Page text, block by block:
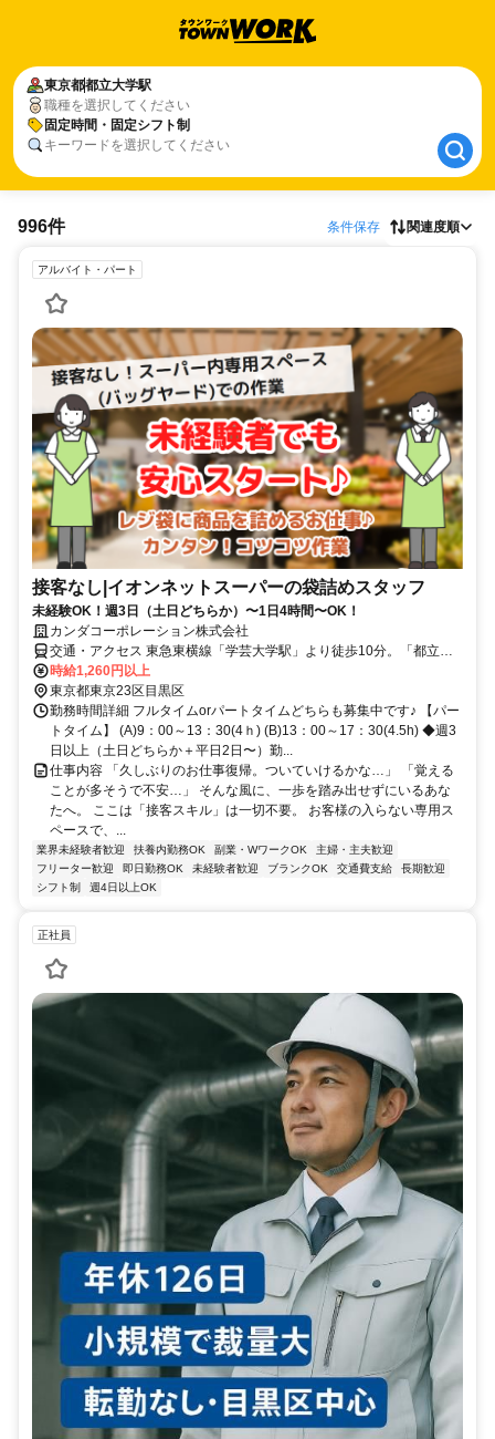
東京都都立大学駅
職種を選択してください
固定時間・固定シフト制
キーワードを選択してください
東京都都立大学駅
固定時間・固定シフト制
996件 条件保存 関連度順
アルバイト・パート
接客なし|イオンネットスーパーの袋詰めスタッフ
未経験OK！週3日（土日どちらか）〜1日4時間〜OK！
カンダコーポレーション株式会社
交通・アクセス 東急東横線「学芸大学駅」より徒歩10分。「都立大
学駅」より徒歩13分。
時給1,260円以上
東京都東京23区目黒区
勤務時間詳細 フルタイムorパートタイムどちらも募集中です♪ 【パー
トタイム】 (A)9：00～13：30(4ｈ) (B)13：00～17：30(4.5h) ◆週3
日以上（土日どちらか＋平日2日〜）勤...
仕事内容 「久しぶりのお仕事復帰。ついていけるかな…」 「覚える
ことが多そうで不安…」 そんな風に、一歩を踏み出せずにいるあな
たへ。 ここは「接客スキル」は一切不要。 お客様の入らない専用ス
ペースで、...
業界未経験者歓迎 扶養内勤務OK 副業・WワークOK
主婦・主夫歓迎
フリーター歓迎
即日勤務OK 未経験者歓迎 ブランクOK 交通費支給
長期歓迎
シフト制
週4日以上OK
正社員